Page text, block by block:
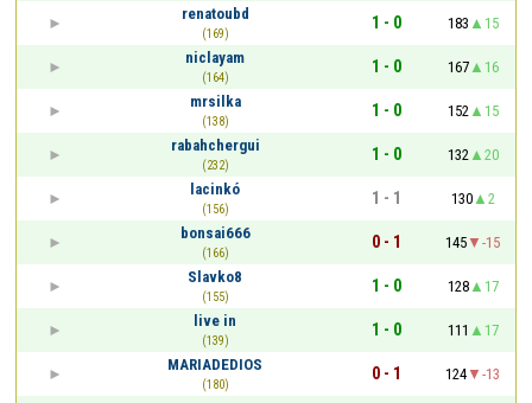
renatoubd
(169)
1 - 0 183
15
niclayam
(164)
1 - 0 167
16
mrsilka
(138)
1 - 0 152
15
rabahchergui
(232)
1 - 0 132
20
lacinkó
(156)
1 - 1 130
2
bonsai666
(166)
0 - 1 145
-15
Slavko8
(155)
1 - 0 128
17
live in
(139)
1 - 0 111
17
MARIADEDIOS
(180)
0 - 1 124
-13